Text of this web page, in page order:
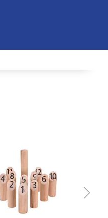
Rengjøring & Vedlikehold
Bil, vogn & henger